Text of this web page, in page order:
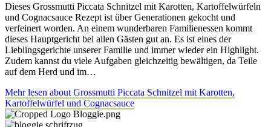
Dieses Grossmutti Piccata Schnitzel mit Karotten, Kartoffelwürfeln
und Cognacsauce Rezept ist über Generationen gekocht und
verfeinert worden. An einem wunderbaren Familienessen kommt
dieses Hauptgericht bei allen Gästen gut an. Es ist eines der
Lieblingsgerichte unserer Familie und immer wieder ein Highlight.
Zudem kannst du viele Aufgaben gleichzeitig bewältigen, da Teile
auf dem Herd und im…
Mehr lesen about Grossmutti Piccata Schnitzel mit Karotten,
Kartoffelwürfel und Cognacsauce